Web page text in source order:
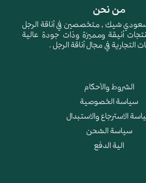
من نحن
شيك , متخصصين في أناقة الرجل
أنيقة ومميزة وذات جودة عالية
التجارية في مجال أناقة الرجل .
الشروط والأحكام
سياسة الخصوصية
الاسترجاع والاستبدال
سياسة الشحن
الية الدفع